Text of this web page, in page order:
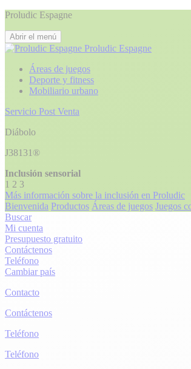
Proludic Espagne
Abrir el menú
Proludic Espagne
Áreas de juegos
Deporte y fitness
Mobiliario urbano
Servicio Post Venta
Diábolo
J38131®
Inclusión sensorial
1 2 3
Más información sobre la inclusión en Proludic
Bienvenida Productos Áreas de juegos Juegos
Buscar
Mi cuenta
Presupuesto gratuito
Contáctenos
Teléfono
Cambiar país
Contacto
Contáctenos
Teléfono
Teléfono